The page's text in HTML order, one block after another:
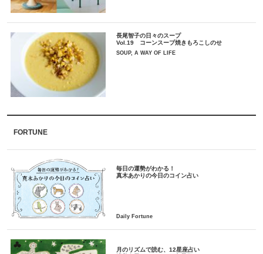
長尾智子の日々のスープ
Vol.19 コーンスープ焼きもろこしのせ
SOUP, A WAY OF LIFE
FORTUNE
毎日の運勢がわかる！
月のリズムで読む、12星座占い